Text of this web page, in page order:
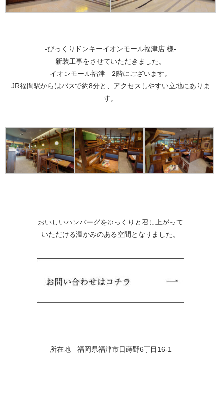
-びっくりドンキーイオンモール福津店 様-
新装工事をさせていただきました。
イオンモール福津 2階にございます。
JR福間駅からはバスで約8分と、アクセスしやすい立地にありま
す。
おいしいハンバーグをゆっくりと召し上がって
いただける温かみのある空間となりました。
所在地： 福岡県福津市日蒔野6丁目16-1